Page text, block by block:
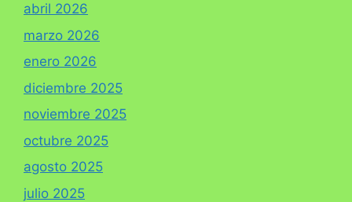
abril 2026
marzo 2026
enero 2026
diciembre 2025
noviembre 2025
octubre 2025
agosto 2025
julio 2025